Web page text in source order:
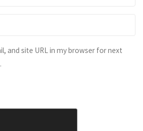
and site URL in my browser for next